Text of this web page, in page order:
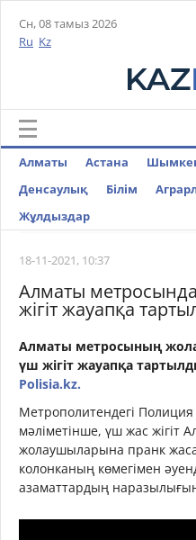
Сн, 08 тамыз 2026
Ru Kz
Алматы Астана
Денсаулық
Білім
Жұлдыздар
18-11-2021, 10:37
Алматы
жігіт жауапқа
Алматы метросының
үш жігіт жауапқа
Polisia.kz.
Метрополитендегі
мәліметінше, үш жас жігіт
жолаушыларына пранк
колонканың көмегімен
азаматтардың